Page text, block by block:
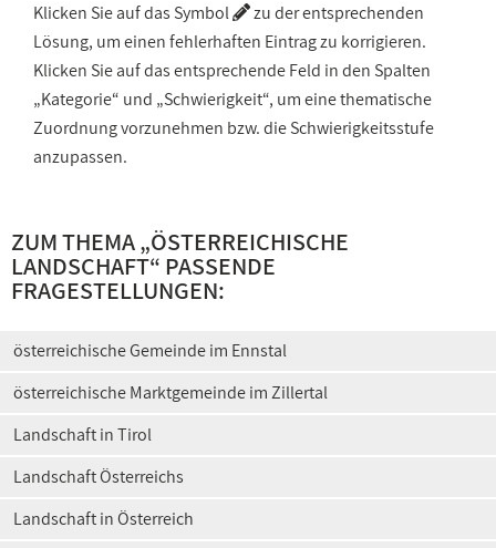
Klicken Sie auf das Symbol
zu der entsprechenden
Lösung, um einen fehlerhaften Eintrag zu korrigieren.
Klicken Sie auf das entsprechende Feld in den Spalten
„Kategorie“ und „Schwierigkeit“, um eine thematische
Zuordnung vorzunehmen bzw. die Schwierigkeitsstufe
anzupassen.
ZUM THEMA „ÖSTERREICHISCHE
LANDSCHAFT“ PASSENDE
FRAGESTELLUNGEN:
österreichische Gemeinde im Ennstal
österreichische Marktgemeinde im Zillertal
Landschaft in Tirol
Landschaft Österreichs
Landschaft in Österreich